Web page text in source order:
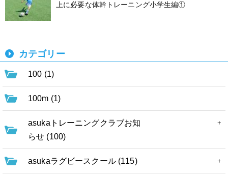
上に必要な体幹トレーニング小学生編①
カテゴリー
100 (1)
100m (1)
asukaトレーニングクラブお知
らせ (100)
asukaラグビースクール (115)